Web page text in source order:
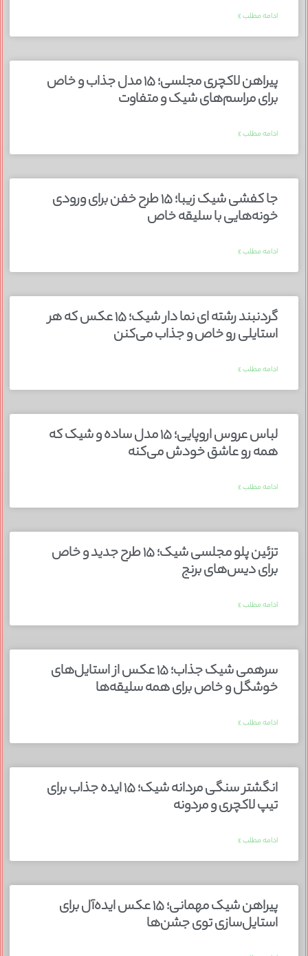
ادامه مطلب »
پیراهن لاکچری مجلسی؛ ۱۵ مدل جذاب و خاص
برای مراسم‌های شیک و متفاوت
ادامه مطلب »
جا کفشی شیک زیبا؛ ۱۵ طرح خفن برای ورودی
خونه‌هایی با سلیقه خاص
ادامه مطلب »
گردنبند رشته ای نما دار شیک؛ ۱۵ عکس که هر
استایلی رو خاص و جذاب می‌کنن
ادامه مطلب »
لباس عروس اروپایی؛ ۱۵ مدل ساده و شیک که
همه رو عاشق خودش می‌کنه
ادامه مطلب »
تزئین پلو مجلسی شیک؛ ۱۵ طرح جدید و خاص
برای دیس‌های برنج
ادامه مطلب »
سرهمی شیک جذاب؛ ۱۵ عکس از استایل‌های
خوشگل و خاص برای همه سلیقه‌ها
ادامه مطلب »
انگشتر سنگی مردانه شیک؛ ۱۵ ایده جذاب برای
تیپ لاکچری و مردونه
ادامه مطلب »
پیراهن شیک مهمانی؛ ۱۵ عکس ایده‌آل برای
استایل‌سازی توی جشن‌ها